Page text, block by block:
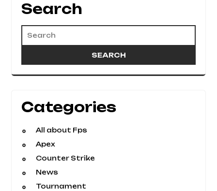
Search
Categories
All about Fps
Apex
Counter Strike
News
Tournament